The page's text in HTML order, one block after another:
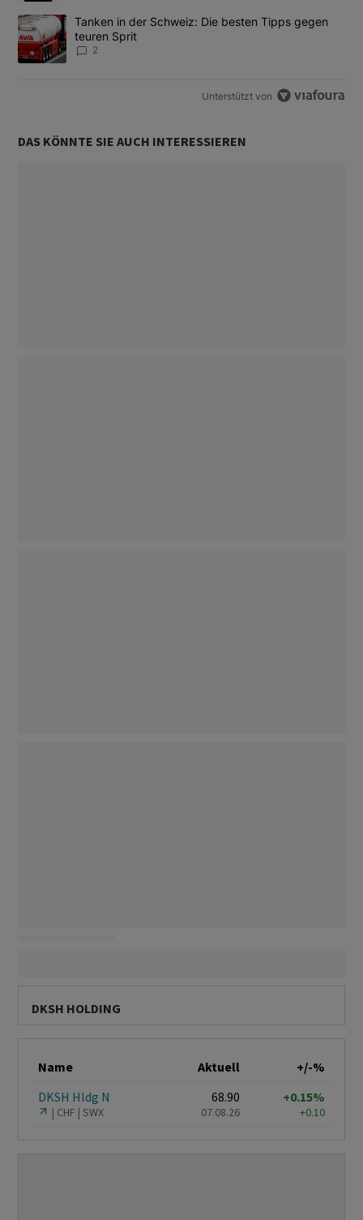
Ein Trendartikel mit dem Titel "Tanken in der Schweiz: Die
Tanken in der Schweiz: Die besten Tipps gegen
teuren Sprit
2
Unterstützt von
DAS KÖNNTE SIE AUCH INTERESSIEREN
DKSH HOLDING
Name Aktuell
+/-%
DKSH Hldg N
CHF SWX
68.90
07.08.26
+0.15%
+0.10